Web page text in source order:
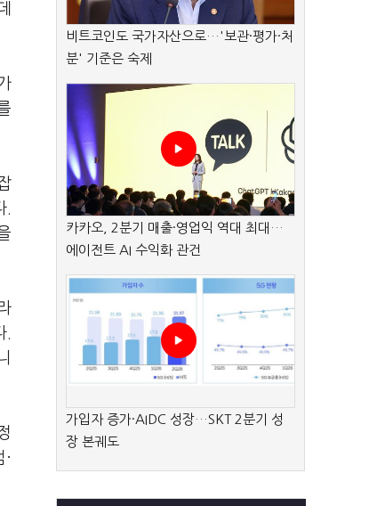
.
.
비트코인도 국가자산으로…'보관·평가·처
분' 기준은 숙제
카카오, 2분기 매출·영업익 역대 최대…
에이전트 AI 수익화 관건
가입자 증가·AIDC 성장…SKT 2분기 성
장 본궤도